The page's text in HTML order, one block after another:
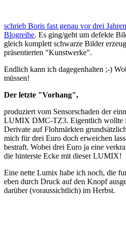
schrieb Boris fast genau vor drei
Blogreihe. Es ging/geht um defekte
gleich komplett schwarze Bilder
präsentierten "Kunstwerke".
Endlich kann ich dagegenhalten ;-)
müssen!
Der letzte "Vorhang",
produziert vom Sensorschaden der
LUMIX DMC-TZ3. Eigentlich wollte
Derivate auf Flohmärkten
mich für drei Euro doch erweichen
bestraft. Wobei drei Euro ja eine
die hinterste Ecke mit dieser LUMIX!
Eine nette Lumix habe ich noch, die
eben durch Druck auf den Knopf
darüber (voraussichtlich) im Herbst.